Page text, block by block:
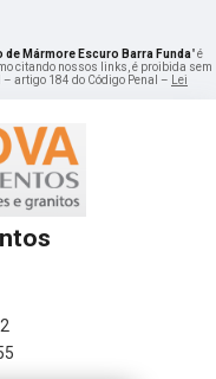
Mármore Escuro Barra Funda" é
citando nossos links, é proibida sem
artigo 184 do Código Penal –
Lei